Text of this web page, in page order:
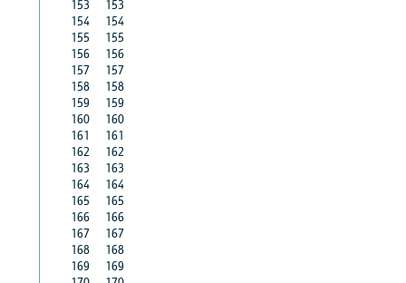
153
153
154
154
155
155
156
156
157
157
158
158
159
159
160
160
161
161
162
162
163
163
164
164
165
165
166
166
167
167
168
168
169
169